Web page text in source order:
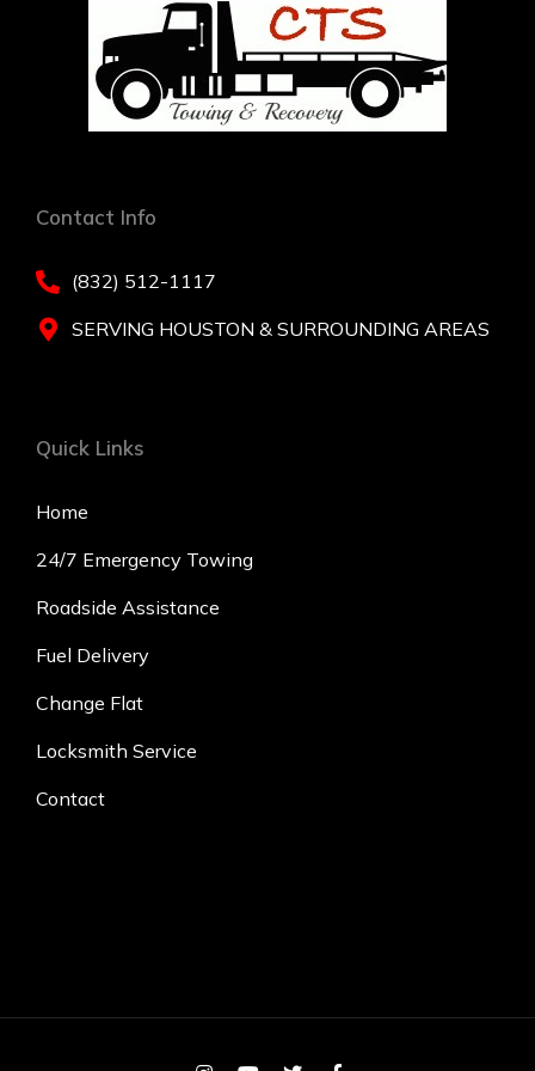
Contact Info
(832) 512-1117
SERVING HOUSTON & SURROUNDING AREAS
Quick Links
Home
24/7 Emergency Towing
Roadside Assistance
Fuel Delivery
Change Flat
Locksmith Service
Contact